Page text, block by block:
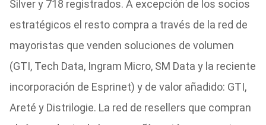
Silver y 718 registrados. A excepción de los socios
estratégicos el resto compra a través de la red de
mayoristas que venden soluciones de volumen
(GTI, Tech Data, Ingram Micro, SM Data y la reciente
incorporación de Esprinet) y de valor añadido: GTI,
Areté y Distrilogie. La red de resellers que compran